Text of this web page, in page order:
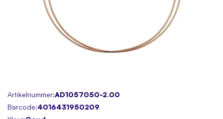
Artikelnummer:AD1057050-2.00
Barcode:4016431950209
Skip
to